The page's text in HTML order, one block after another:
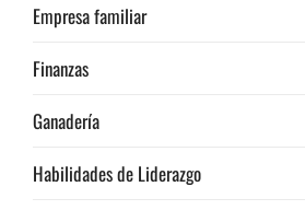
Empresa familiar
Finanzas
Ganadería
Habilidades de Liderazgo